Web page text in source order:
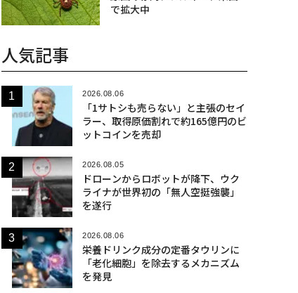
で拡大中
人気記事
2026.08.06
「1サトシも売らない」と主張のセイ
ラー、取得原価割れで約165億円のビ
ットコインを売却
2026.08.05
ドローンからロボットが降下、ウク
ライナが世界初の「無人空挺強襲」
を遂行
2026.08.06
栄養ドリンク成分の定番タウリンに
「老化細胞」を除去するメカニズム
を発見